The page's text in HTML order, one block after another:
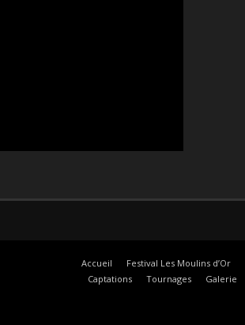
Accueil Festival Les Moulins d’Or
Captations
Tournages Galerie